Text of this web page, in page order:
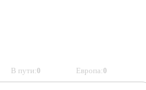
В пути:0 Европа:0